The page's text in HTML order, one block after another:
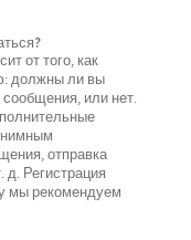
от того, как
должны ли вы
или нет.
отправка
д. Регистрация
мы рекомендуем